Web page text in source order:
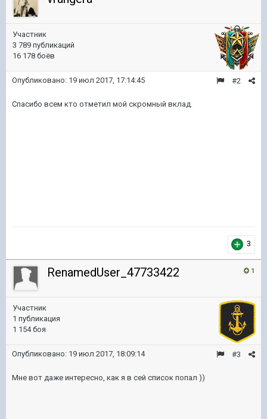
Участник
3 789 публикаций
16 178 боёв
#2
Опубликовано: 19 июл 2017, 17:14:45
Спасибо всем кто отметил мой скромный вклад.
3
1
RenamedUser_47733422
Участник
1 публикация
1 154 боя
#3
Опубликовано: 19 июл 2017, 18:09:14
Мне вот даже интересно, как я в сей список попал ))